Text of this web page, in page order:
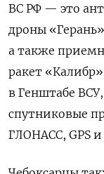
ВС РФ — это
дроны
а также
ракет
в Генштабе
спутниковые
ГЛОНАСС, GPS и